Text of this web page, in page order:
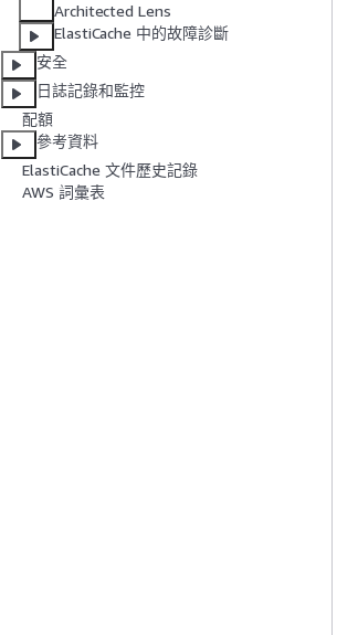
Architected Lens
ElastiCache 中的故障診斷
安全
日誌記錄和監控
配額
參考資料
ElastiCache 文件歷史記錄
AWS 詞彙表